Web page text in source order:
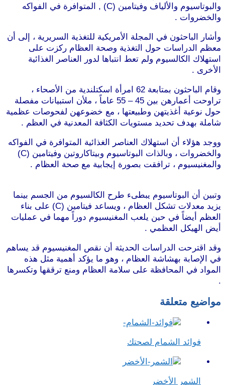
والبوتاسيوم والألياف وفيتامين (C) , المتوافرة في الفواكه
والخضروات .
وأشار الباحثون في المجلة الأمريكية للتغذية السريرية ، إلى أن
معظم الدراسات حول التغذية وصحة العظام ركزت على
استهلاك الكالسيوم ولم تعط انتباها لدور العناصر الغذائية
الأخرى .
وقام الباحثون بمتابعة 62 امرأة اسكتلندية من الأصحاء ،
تراوحت أعمارهن بين 45 – 55 عاماً ، ملأن استبيانات مفصلة
حول نوعية أغذيتهن وطبيعتها ، مع خضوعهن لفحوصات عظمية
شاملة بهدف تحديد مستويات الكثافة المعدنية في العظم .
ووجد هؤلاء أن استهلاك العناصر الغذائية المتوافرة في الفواكه
والخضروات ، وبالذات البوتاسيوم وبيتاكاروتين وفيتامين (C)
والمغنيسيوم ، ترافقت بصورة إيجابية مع صحة العظام .
وتبين أن البوتاسيوم يبطىء طرح الكالسيوم من الجسم بينما
يزيد معدلات تشكل العظام ، ويساعد فيتامين (C) على بناء
العظم أيضاً في حين يلعب المغنيسيوم دوراً مهما في عمليات
أيض الهيكل العظمي .
وقد اقترحت الدراسات الحديثة أن نقص المغنيسيوم قد يساهم
في الإصابة بهشاشة العظام ، وهو ما يؤكد أهمية مثل هذه
المواد في المحافظة على سلامة العظام ومنع ترققها وتكسرها
.
مواضيع متعلقة
فوائد الشمام لصحتك
الشمر الأخضر